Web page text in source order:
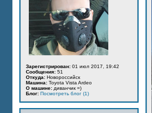
Зарегистрирован: 01 июл 2017, 19:42
Сообщения: 51
Откуда: Новороссийск
Машина: Toyota Vista Ardeo
О машине: диванчик =)
Блог: Посмотреть блог (1)